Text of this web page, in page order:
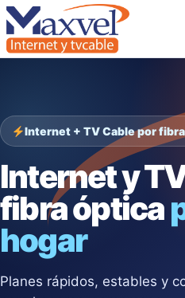
Internet + TV Cable por
Internet y
fibra óptica
hogar
Planes rápidos, estables y